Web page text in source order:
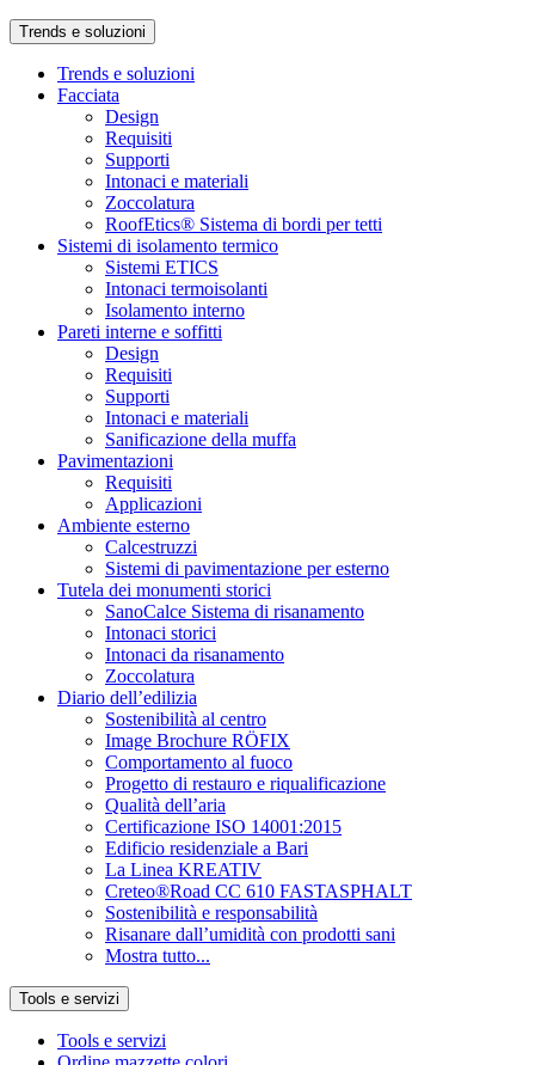
Trends e soluzioni
Trends e soluzioni
Facciata
Design
Requisiti
Supporti
Intonaci e materiali
Zoccolatura
RoofEtics® Sistema di bordi per tetti
Sistemi di isolamento termico
Sistemi ETICS
Intonaci termoisolanti
Isolamento interno
Pareti interne e soffitti
Design
Requisiti
Supporti
Intonaci e materiali
Sanificazione della muffa
Pavimentazioni
Requisiti
Applicazioni
Ambiente esterno
Calcestruzzi
Sistemi di pavimentazione per esterno
Tutela dei monumenti storici
SanoCalce Sistema di risanamento
Intonaci storici
Intonaci da risanamento
Zoccolatura
Diario dell’edilizia
Sostenibilità al centro
Image Brochure RÖFIX
Comportamento al fuoco
Progetto di restauro e riqualificazione
Qualità dell’aria
Certificazione ISO 14001:2015
Edificio residenziale a Bari
La Linea KREATIV
Creteo®Road CC 610 FASTASPHALT
Sostenibilità e responsabilità
Risanare dall’umidità con prodotti sani
Mostra tutto...
Tools e servizi
Tools e servizi